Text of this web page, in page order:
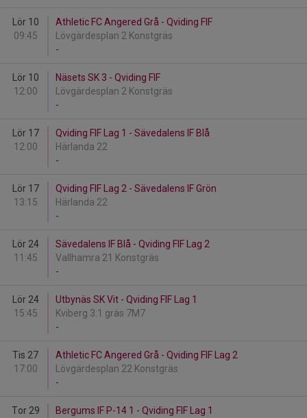
Lör 10
09:45
Athletic FC Angered Grå - Qviding FIF
Lövgärdesplan 2 Konstgräs
-
Lör 10
12:00
Näsets SK 3 - Qviding FIF
Lövgärdesplan 2 Konstgräs
-
Lör 17
12:00
Qviding FIF Lag 1 - Sävedalens IF Blå
Härlanda 22
-
Lör 17
13:15
Qviding FIF Lag 2 - Sävedalens IF Grön
Härlanda 22
-
Lör 24
11:45
Sävedalens IF Blå - Qviding FIF Lag 2
Vallhamra 21 Konstgräs
-
Lör 24
15:45
Utbynäs SK Vit - Qviding FIF Lag 1
Kviberg 3:1 gräs 7M7
-
Tis 27
17:00
Athletic FC Angered Grå - Qviding FIF Lag 2
Lövgärdesplan 22 Konstgräs
-
Tor 29
Bergums IF P-14 1 - Qviding FIF Lag 1